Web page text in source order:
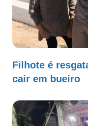
Filhote é
cair em bueiro